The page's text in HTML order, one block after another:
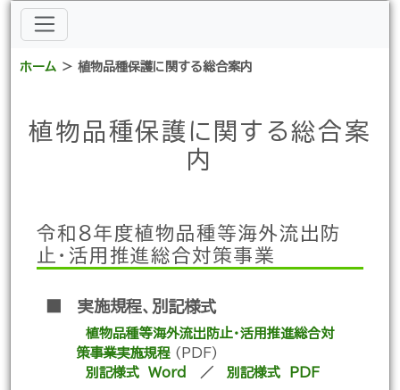
ホーム ＞ 植物品種保護に関する総合案内
植物品種保護に関する総合案
内
令和８年度植物品種等海外流出防
止・活用推進総合対策事業
■ 実施規程、別記様式
植物品種等海外流出防止・活用推進総合対
策事業実施規程(PDF)
別記様式 Word
／ 別記様式 PDF